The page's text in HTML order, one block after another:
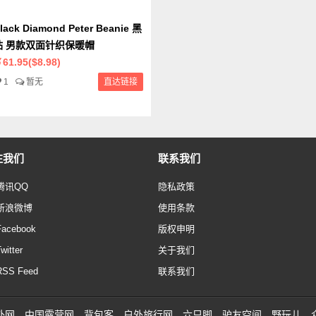
Diamond Peter Beanie 黑
男款双面针织保暖帽
61.95($8.98)
1 暂无 直达链接
们
讯QQ
浪微博
Feed
联系我们
隐私政策
使用条款
版权申明
关于我们
联系我们